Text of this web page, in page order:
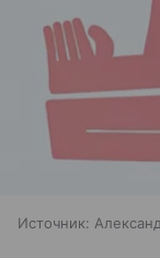
Источник: